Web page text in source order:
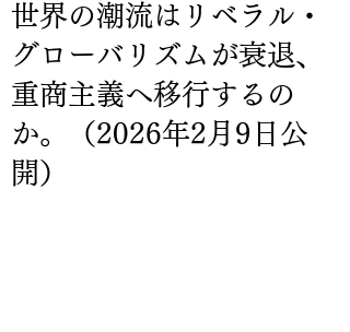
世界の潮流はリベラル・
グローバリズムが衰退、
重商主義へ移行するの
か。（2026年2月9日公
開）